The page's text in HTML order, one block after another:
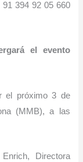
394 92 05 660
el evento
el próximo 3 de
(MMB), a las
Directora